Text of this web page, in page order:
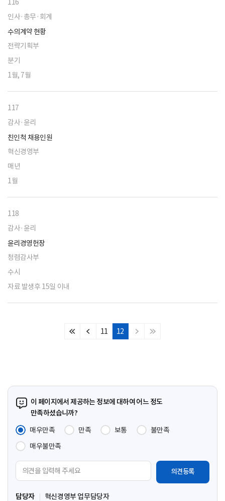
116
인사·총무·회계
수의계약 현황
전략기획부
분기
1월, 7월
117
감사·윤리
친인척 채용인원
혁신경영부
매년
1월
118
감사·윤리
윤리경영헌장
청렴감사부
수시
자료 발생후 15일 이내
처
이
11 12
다
마
이 페이지에서 제공하는 정보에 대하여 어느 정도
만족하셨습니까?
매우만족
만족 보통
불만족
매우불만족
견
입
담당자 혁신경영부 업무담당자